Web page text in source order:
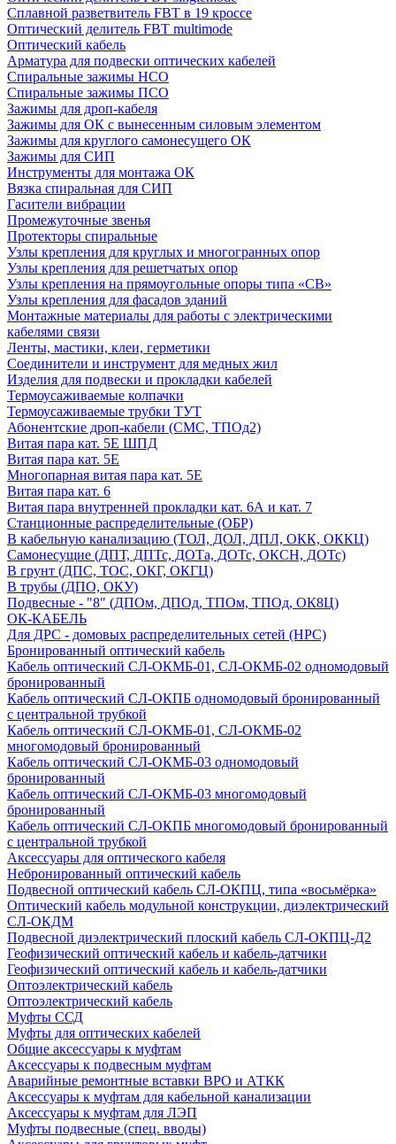
Сплавной разветвитель FBT в 19 кроссе
Оптический делитель FBT multimode
Оптический кабель
Арматура для подвески оптических кабелей
Спиральные зажимы НСО
Спиральные зажимы ПСО
Зажимы для дроп-кабеля
Зажимы для ОК с вынесенным силовым элементом
Зажимы для круглого самонесущего ОК
Зажимы для СИП
Инструменты для монтажа ОК
Вязка спиральная для СИП
Гасители вибрации
Промежуточные звенья
Протекторы спиральные
Узлы крепления для круглых и многогранных опор
Узлы крепления для решетчатых опор
Узлы крепления на прямоугольные опоры типа «СВ»
Узлы крепления для фасадов зданий
Монтажные материалы для работы с электрическими
кабелями связи
Ленты, мастики, клеи, герметики
Соединители и инструмент для медных жил
Изделия для подвески и прокладки кабелей
Термоусаживаемые колпачки
Термоусаживаемые трубки ТУТ
Абонентские дроп-кабели (СМС, ТПОд2)
Витая пара кат. 5Е ШПД
Витая пара кат. 5Е
Многопарная витая пара кат. 5E
Витая пара кат. 6
Витая пара внутренней прокладки кат. 6А и кат. 7
Станционные распределительные (ОБР)
В кабельную канализацию (ТОЛ, ДОЛ, ДПЛ, ОКК, ОККЦ)
Самонесущие (ДПТ, ДПТс, ДОТа, ДОТс, ОКСН, ДОТс)
В грунт (ДПС, ТОС, ОКГ, ОКГЦ)
В трубы (ДПО, ОКУ)
Подвесные - "8" (ДПОм, ДПОд, ТПОм, ТПОд, ОК8Ц)
ОК-КАБЕЛЬ
Для ДРС - домовых распределительных сетей (НРС)
Бронированный оптический кабель
Кабель оптический СЛ-ОКМБ-01, СЛ-ОКМБ-02 одномодовый
бронированный
Кабель оптический СЛ-ОКПБ одномодовый бронированный
с центральной трубкой
Кабель оптический СЛ-ОКМБ-01, СЛ-ОКМБ-02
многомодовый бронированный
Кабель оптический СЛ-ОКМБ-03 одномодовый
бронированный
Кабель оптический СЛ-ОКМБ-03 многомодовый
бронированный
Кабель оптический СЛ-ОКПБ многомодовый бронированный
с центральной трубкой
Аксессуары для оптического кабеля
Небронированный оптический кабель
Подвесной оптический кабель СЛ-ОКПЦ, типа «восьмёрка»
Оптический кабель модульной конструкции, диэлектрический
СЛ-ОКДМ
Подвесной диэлектрический плоский кабель СЛ-ОКПЦ-Д2
Геофизический оптический кабель и кабель-датчики
Геофизический оптический кабель и кабель-датчики
Оптоэлектрический кабель
Оптоэлектрический кабель
Муфты ССД
Муфты для оптических кабелей
Общие аксессуары к муфтам
Аксессуары к подвесным муфтам
Аварийные ремонтные вставки ВРО и АТКК
Аксессуары к муфтам для кабельной канализации
Аксессуары к муфтам для ЛЭП
Муфты подвесные (спец. вводы)